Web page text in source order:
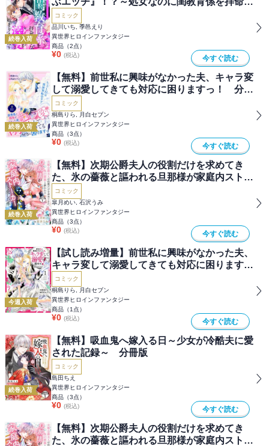
続巻入荷
たら、溺愛が始まりました～ 分冊版
コミック
品川いち, 季邑えり
異世界ヒロインファンタジー
商品（2点）
¥0 (税込) 今すぐ読む
続巻入荷
【無料】前世私に興味がなかった夫、キャラ変
して溺愛してきても対応に困りますっ！ 分冊
版
コミック
桐島りら, 月白セブン
異世界ヒロインファンタジー
商品（3点）
¥0 (税込) 今すぐ読む
続巻入荷
【無料】次期公爵夫人の役割だけを求めてき
た、氷の薔薇と謳われる旦那様が家庭内ストー
カーと化した件 分冊版
コミック
皐月めい, 石沢うみ
異世界ヒロインファンタジー
商品（3点）
¥0 (税込) 今すぐ読む
今週入荷
【試し読み増量】前世私に興味がなかった夫、
キャラ変して溺愛してきても対応に困ります
っ！
コミック
桐島りら, 月白セブン
異世界ヒロインファンタジー
商品（1 点）
¥0 (税込) 今すぐ読む
続巻入荷
【無料】吸血鬼へ嫁入る日～少女が冷酷夫に愛
された記録～ 分冊版
コミック
島田ちえ
異世界ヒロインファンタジー
商品（3点）
¥0 (税込) 今すぐ読む
【無料】次期公爵夫人の役割だけを求めてき
た、氷の薔薇と謳われる旦那様が家庭内ストー